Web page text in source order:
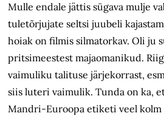
Mulle endale jättis sügava mulje
tuletõrjujate seltsi juubeli
hoiak on filmis silmatorkav. Oli ju
pritsimeestest majaomanikud.
vaimuliku talituse järjekorrast,
siis luteri vaimulik. Tunda on ka, et
Mandri-Euroopa etiketi veel